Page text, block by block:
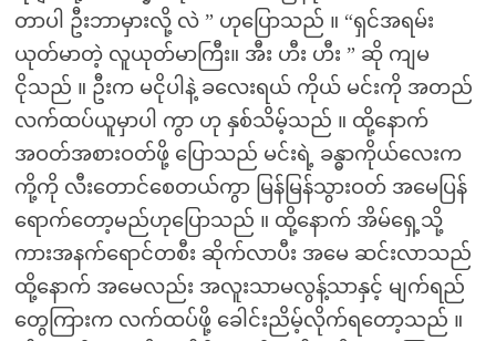
တာပါ ဦးဘာမှားလို့ လဲ ” ဟုပြောသည် ။ “ရှင်အရမ်း
ယုတ်မာတဲ့ လူယုတ်မာကြီး။ အီး ဟီး ဟီး ” ဆို ကျမ
ငိုသည် ။ ဦးက မငိုပါနဲ့ ခလေးရယ် ကိုယ် မင်းကို အတည်
လက်ထပ်ယူမှာပါ ကွာ ဟု နှစ်သိမ့်သည် ။ ထို့နောက်
အဝတ်အစားဝတ်ဖို့ ပြောသည် မင်းရဲ့ ခန္ဓာကိုယ်လေးက
ကို့ကို လီးတောင်စေတယ်ကွာ မြန်မြန်သွားဝတ် အမေပြန်
ရောက်တော့မည်ဟုပြောသည် ။ ထို့နောက် အိမ်ရှေ့သို့
ကားအနက်ရောင်တစီး ဆိုက်လာပီး အမေ ဆင်းလာသည်
ထို့နောက် အမေလည်း အလူးသာမလွန့်သာနှင့် မျက်ရည်
တွေကြားက လက်ထပ်ဖို့ ခေါင်းညိမ့်လိုက်ရတော့သည် ။